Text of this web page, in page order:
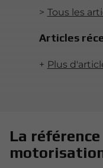
Tous les
Articles
Plus
La